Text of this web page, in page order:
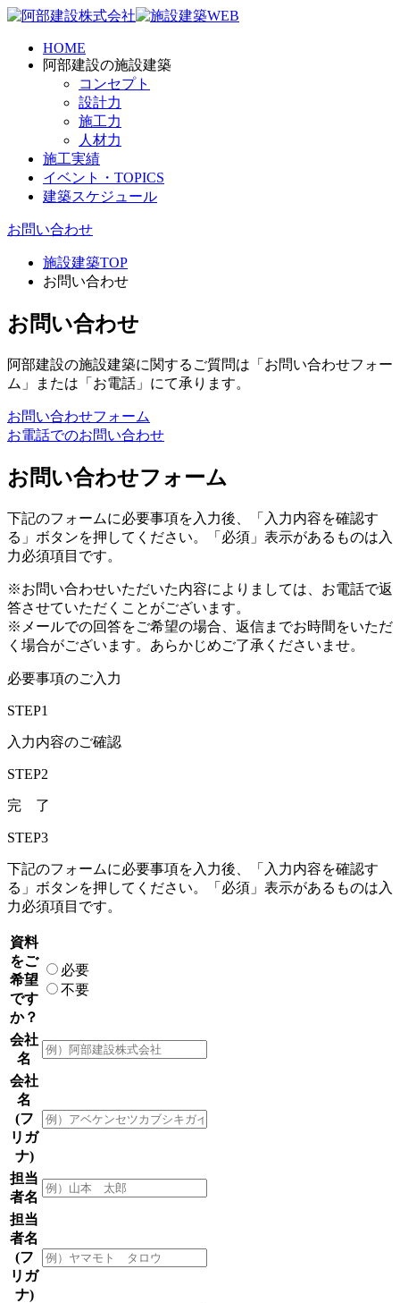
HOME
阿部建設の施設建築
コンセプト
設計力
施工力
人材力
施工実績
イベント・TOPICS
建築スケジュール
お問い合わせ
施設建築TOP
お問い合わせ
お問い合わせ
阿部建設の施設建築に関するご質問は「お問い合わせフォー
ム」または「お電話」にて承ります。
お問い合わせフォーム
お電話でのお問い合わせ
お問い合わせフォーム
下記のフォームに必要事項を入力後、「入力内容を確認す
る」ボタンを押してください。「必須」表示があるものは入
力必須項目です。
※お問い合わせいただいた内容によりましては、お電話で返
答させていただくことがございます。
※メールでの回答をご希望の場合、返信までお時間をいただ
く場合がございます。あらかじめご了承くださいませ。
必要事項のご入力
STEP1
入力内容のご確認
STEP2
完 了
STEP3
下記のフォームに必要事項を入力後、「入力内容を確認す
る」ボタンを押してください。「必須」表示があるものは入
力必須項目です。
資料
をご
希望
です
か？
必要
不要
会社
名
会社
名
(フ
リガ
ナ)
担当
者名
担当
者名
(フ
リガ
ナ)